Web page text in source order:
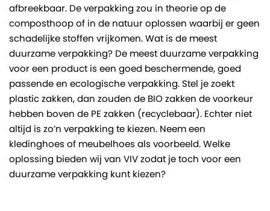
afbreekbaar. De verpakking zou in theorie op de
composthoop of in de natuur oplossen waarbij er geen
schadelijke stoffen vrijkomen. Wat is de meest
duurzame verpakking? De meest duurzame verpakking
voor een product is een goed beschermende, goed
passende en ecologische verpakking. Stel je zoekt
plastic zakken, dan zouden de BIO zakken de voorkeur
hebben boven de PE zakken (recyclebaar). Echter niet
altijd is zo’n verpakking te kiezen. Neem een
kledinghoes of meubelhoes als voorbeeld. Welke
oplossing bieden wij van VIV zodat je toch voor een
duurzame verpakking kunt kiezen?